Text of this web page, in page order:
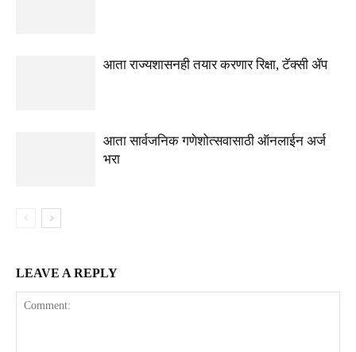
आता राज्यशासनही तयार करणार रिक्षा, टॅक्सी ॲप
आता सार्वजनिक गणेशोत्सवासाठी ऑनलाईन अर्ज
भरा
LEAVE A REPLY